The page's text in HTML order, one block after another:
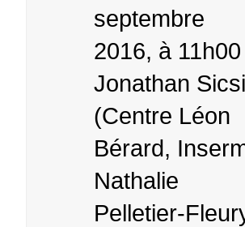
septembre
2016, à 11h00
Jonathan
(Centre Léon
Bérard,
Nathalie
Pelletier-